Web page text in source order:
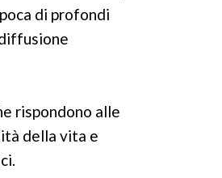
di profondi
rispondono alle
della vita e